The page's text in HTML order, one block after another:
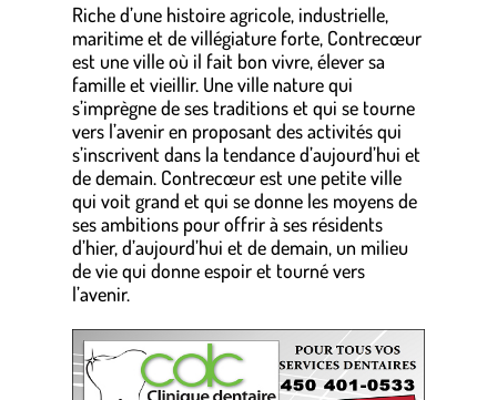
Riche d’une histoire agricole, industrielle,
maritime et de villégiature forte, Contrecœur
est une ville où il fait bon vivre, élever sa
famille et vieillir. Une ville nature qui
s’imprègne de ses traditions et qui se tourne
vers l’avenir en proposant des activités qui
s’inscrivent dans la tendance d’aujourd’hui et
de demain. Contrecœur est une petite ville
qui voit grand et qui se donne les moyens de
ses ambitions pour offrir à ses résidents
d’hier, d’aujourd’hui et de demain, un milieu
de vie qui donne espoir et tourné vers
l’avenir.